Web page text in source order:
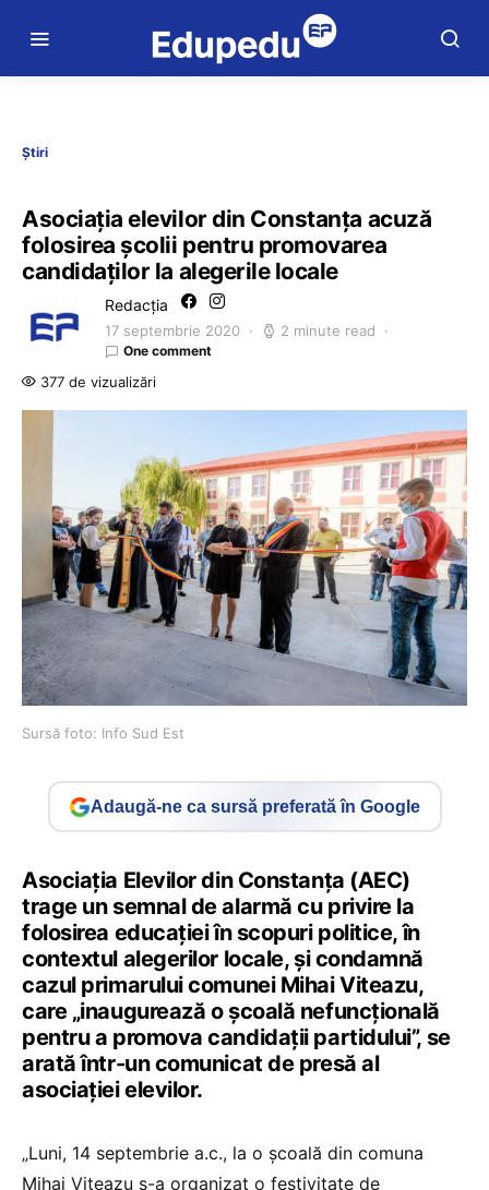
Știri
Asociația elevilor din Constanța acuză
folosirea școlii pentru promovarea
candidaților la alegerile locale
Redacția
17 septembrie 2020 2 minute read
One comment
377 de vizualizări
Sursă foto: Info Sud Est
Adaugă-ne ca sursă preferată în Google
Asociația Elevilor din Constanța (AEC)
trage un semnal de alarmă cu privire la
folosirea educației în scopuri politice, în
contextul alegerilor locale, și condamnă
cazul primarului comunei Mihai Viteazu,
care „inaugurează o școală nefuncțională
pentru a promova candidații partidului”, se
arată într-un comunicat de presă al
asociației elevilor.
„Luni, 14 septembrie a.c., la o școală din comuna
Mihai Viteazu s-a organizat o festivitate de